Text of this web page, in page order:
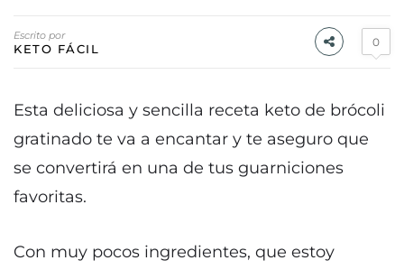
Escrito por
KETO FÁCIL 0
Esta deliciosa y sencilla receta keto de brócoli
gratinado te va a encantar y te aseguro que
se convertirá en una de tus guarniciones
favoritas.
Con muy pocos ingredientes, que estoy